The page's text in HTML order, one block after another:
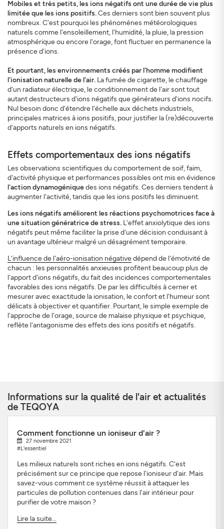
Mobiles et très petits, les ions négatifs ont une durée de vie plus
limitée que les ions positifs.Ces derniers sont bien souvent plus
nombreux. C'est pourquoi les phénomènes météorologiques
naturels comme l'ensoleillement, l'humidité, la pluie, la pression
atmosphérique ou encore l'orage, font fluctuer en permanence la
présence d'ions.
Et pourtant, les environnements créés par l'homme modifient
l'ionisation naturelle de l'air. La fumée de cigarette, le chauffage
d'un radiateur électrique, le conditionnement de l'air sont tout
autant destructeurs d'ions négatifs que générateurs d'ions nocifs.
Nul besoin donc d'étendre l'échelle aux déchets industriels,
principales matrices à ions positifs, pour justifier la (re)découverte
d'apports naturels en ions négatifs.
Effets comportementaux des ions négatifs
Les observations scientifiques du comportement de soif, faim,
d'activité physique et performances possibles ont mis en évidence
l'action dynamogéniquedes ions négatifs. Ces derniers tendent à
augmenter l'activité, tandis que les ions positifs les diminuent.
Les ions négatifs améliorent les réactions psychomotrices face à
une situation génératrice de stress. L'effet anxiolytique des ions
négatifs peut même faciliter la prise d'une décision conduisant à
un avantage ultérieur malgré un désagrément temporaire.
L'influence de l'aéro-ionisation négativedépend de l'émotivité de
chacun : les personnalités anxieuses profitent beaucoup plus de
l'apport d'ions négatifs, du fait des incidences comportementales
favorables des ions négatifs. De par les difficultés à cerner et
mesurer avec exactitude la ionisation, le confort et l'humeur sont
délicats à objectiver et quantifier. Pourtant, le simple exemple de
l'approche de l'orage, source de malaise physique et psychique,
reflète l'antagonisme des effets des ions positifs et négatifs.
Informations sur la qualité de l'air et actualités
de TEQOYA
Comment fonctionne un ioniseur d'air ?
27 novembre 2021
#L'essentiel
Les milieux naturels sont riches en ions négatifs. C'est
précisément sur ce principe que repose l'ioniseur d'air. Mais
savez-vous comment ce système réussit à attaquer les
particules de pollution contenues dans l'air intérieur pour
purifier de votre maison ?
Lire la suite...